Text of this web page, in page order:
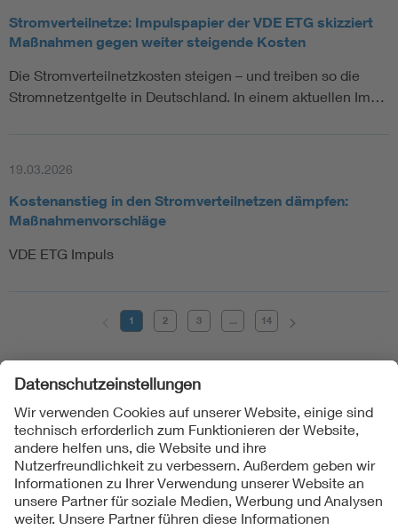
Stromverteilnetze: Impulspapier der VDE ETG skizziert
Maßnahmen gegen weiter steigende Kosten
Die Stromverteilnetzkosten steigen – und treiben so die
Stromnetzentgelte in Deutschland. In einem aktuellen Im…
19.03.2026
Kostenanstieg in den Stromverteilnetzen dämpfen:
Maßnahmenvorschläge
VDE ETG Impuls
1 2 3 ... 14
Folgen Sie uns